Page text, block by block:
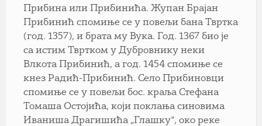
Прибина или Прибинића. Жупан Брајан
Прибинић спомиње се у повељи бана Твртка
(год. 1357), и брата му Вука. Год. 1367 био је
са истим Твртком у Дубровнику неки
Влкота Прибинић, а год. 1454 спомиње се
кнез Радић-Прибинић. Село Прибиновци
спомиње се у повељи бос. краља Стефана
Томаша Остојића, који поклања синовима
Иваниша Драгишића „Глашку“, око реке